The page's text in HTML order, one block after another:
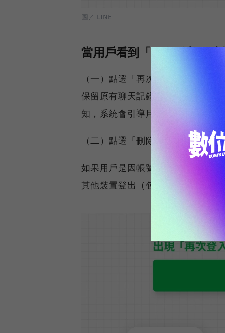
圖／ LINE
當用戶看到「再次登入」功
（一）點選「再次登入」：系統
保留原有聊天記錄與付費內容，如
知，系統會引導用戶刪除裝置資料
（二）點選「刪除」：系統將永
如果用戶是因帳號被盜用而使用「
其他裝置登出（包含用戶先前登入